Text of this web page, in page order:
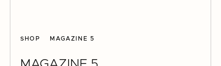
SHOP MAGAZINE 5